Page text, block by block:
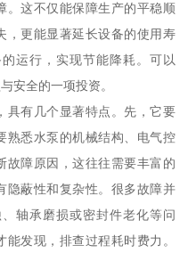
。这不仅能保障生产的平稳顺
，更能显著延长设备的使用寿
运行，实现节能降耗。可以
安全的一项投资。
具有几个显著特点。先，它要
熟悉水泵的机械结构、电气控
故障原因，这往往需要丰富的
隐蔽性和复杂性。很多故障并
轴承磨损或密封件老化等问
发现，排查过程耗时费力。